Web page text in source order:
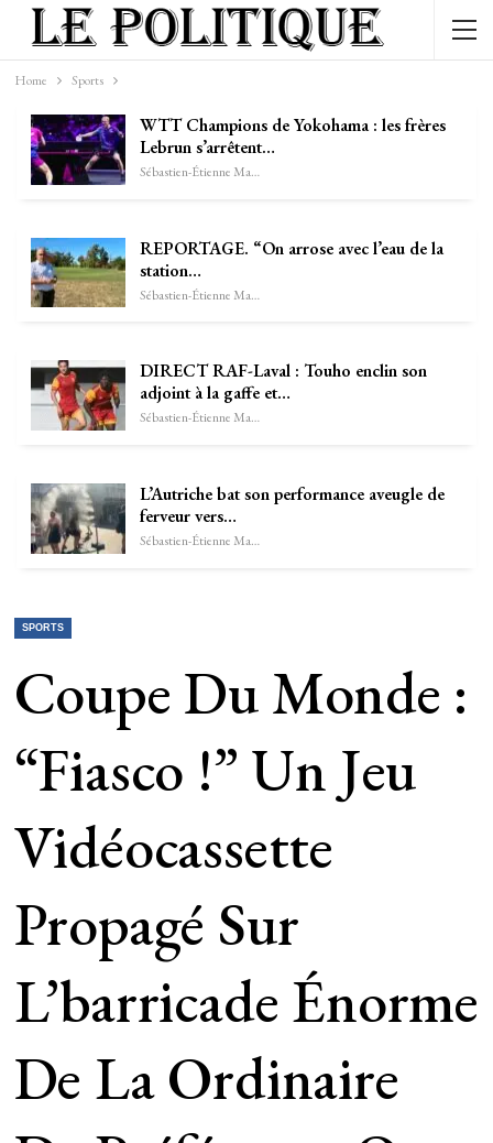
Home Sports
WTT Champions de Yokohama : les frères
Lebrun s’arrêtent…
Sébastien-Étienne Marechal
REPORTAGE. “On arrose avec l’eau de la
station…
Sébastien-Étienne Marechal
DIRECT RAF-Laval : Touho enclin son
adjoint à la gaffe et…
Sébastien-Étienne Marechal
L’Autriche bat son performance aveugle de
ferveur vers…
Sébastien-Étienne Marechal
SPORTS
Coupe Du Monde :
“Fiasco !” Un Jeu
Vidéocassette
Propagé Sur
L’barricade Énorme
De La Ordinaire